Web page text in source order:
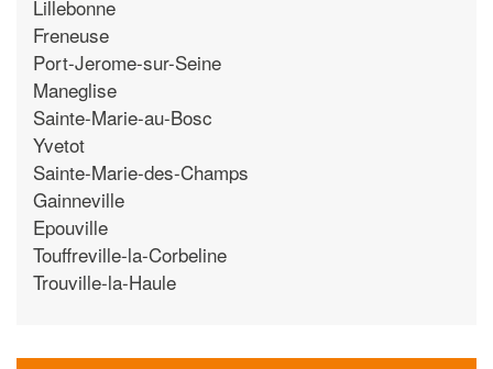
Lillebonne
Freneuse
Port-Jerome-sur-Seine
Maneglise
Sainte-Marie-au-Bosc
Yvetot
Sainte-Marie-des-Champs
Gainneville
Epouville
Touffreville-la-Corbeline
Trouville-la-Haule